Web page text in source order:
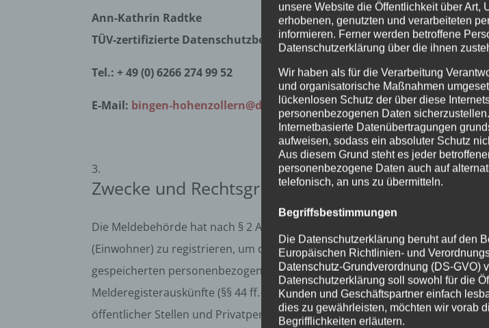
Ann-Kathrin Radtke
TÜV-zertifizierte Datenschutzbeauftragte für Kommunen
Tel.: + 49 (0) 6266 274 99 52
E-Mail: bingen-hohenzollern@ds-kommune.de
Zwecke und Rechtsgrundlage der Verarbeitung
Die Meldebehörde hat nach § 2 Absatz 1 BMG personenbezogene Daten
(Einwohner) zu registrieren, um deren Identität und Wohnungen feststellen
gespeicherten personenbezogenen Daten werden von der Meldebehörde
Melderegisterauskünfte (§§ 44 ff. BMG) und Datenübermittlungen (§§ 33
öffentlicher Stellen und Privatpersonen als auch öffentlicher Stellen
unsere Website die Öffentlichkeit über Art,
erhobenen, genutzten und verarbeiteten
informieren. Ferner werden betroffene
Datenschutzerklärung über die ihnen
Wir haben als für die Verarbeitung
und organisatorische Maßnahmen
lückenlosen Schutz der über diese
personenbezogenen Daten
Internetbasierte Datenübertragungen
aufweisen, sodass ein absoluter Schutz
Aus diesem Grund steht es jeder
personenbezogene Daten auch auf
telefonisch, an uns zu übermitteln.
Begriffsbestimmungen
Die Datenschutzerklärung beruht auf den
Europäischen Richtlinien- und
Datenschutz-Grundverordnung (DS-GVO)
Datenschutzerklärung soll sowohl für die
Kunden und Geschäftspartner einfach
dies zu gewährleisten, möchten wir vorab
Begrifflichkeiten erläutern.